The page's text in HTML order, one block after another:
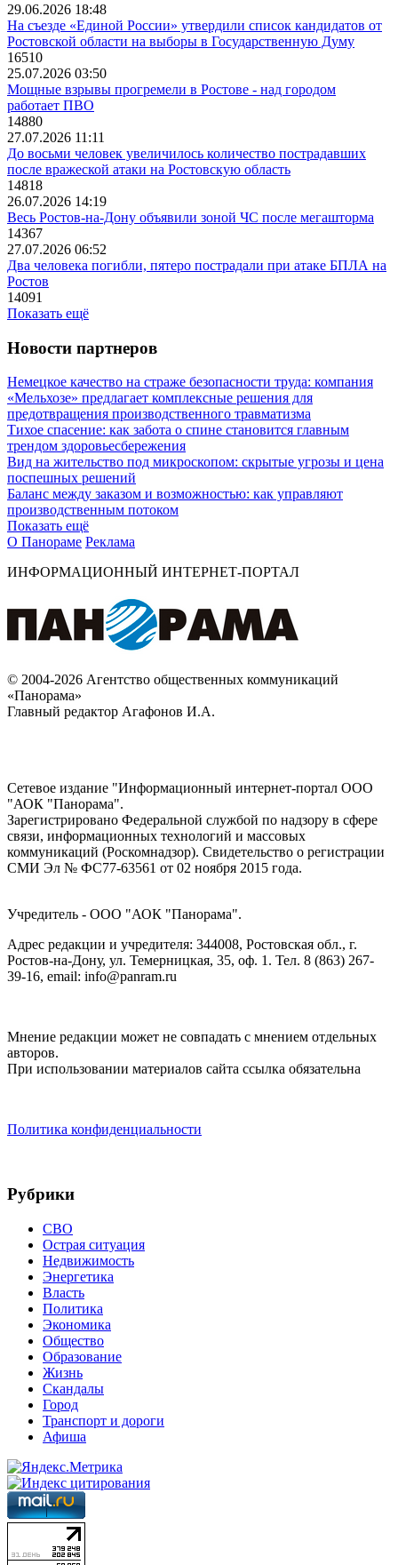
29.06.2026 18:48
На съезде «Единой России» утвердили список кандидатов от
Ростовской области на выборы в Государственную Думу
16510
25.07.2026 03:50
Мощные взрывы прогремели в Ростове - над городом
работает ПВО
14880
27.07.2026 11:11
До восьми человек увеличилось количество пострадавших
после вражеской атаки на Ростовскую область
14818
26.07.2026 14:19
Весь Ростов-на-Дону объявили зоной ЧС после мегашторма
14367
27.07.2026 06:52
Два человека погибли, пятеро пострадали при атаке БПЛА на
Ростов
14091
Показать ещё
Новости партнеров
Немецкое качество на страже безопасности труда: компания
«Мельхозе» предлагает комплексные решения для
предотвращения производственного травматизма
Тихое спасение: как забота о спине становится главным
трендом здоровьесбережения
Вид на жительство под микроскопом: скрытые угрозы и цена
поспешных решений
Баланс между заказом и возможностью: как управляют
производственным потоком
Показать ещё
О Панораме Реклама
ИНФОРМАЦИОННЫЙ ИНТЕРНЕТ-ПОРТАЛ
© 2004-2026 Агентство общественных коммуникаций
«Панорама»
Главный редактор Агафонов И.А.
Сетевое издание "Информационный интернет-портал ООО
"АОК "Панорама".
Зарегистрировано Федеральной службой по надзору в сфере
связи, информационных технологий и массовых
коммуникаций (Роскомнадзор). Cвидетельство о регистрации
СМИ Эл № ФС77-63561 от 02 ноября 2015 года.
Учредитель - ООО "АОК "Панорама".
Адрес редакции и учредителя: 344008, Ростовская обл., г.
Ростов-на-Дону, ул. Темерницкая, 35, оф. 1. Тел. 8 (863) 267-
39-16, email: info@panram.ru
Мнение редакции может не совпадать с мнением отдельных
авторов.
При использовании материалов сайта ссылка обязательна
Политика конфиденциальности
Рубрики
СВО
Острая ситуация
Недвижимость
Энергетика
Власть
Политика
Экономика
Общество
Образование
Жизнь
Скандалы
Город
Транспорт и дороги
Афиша